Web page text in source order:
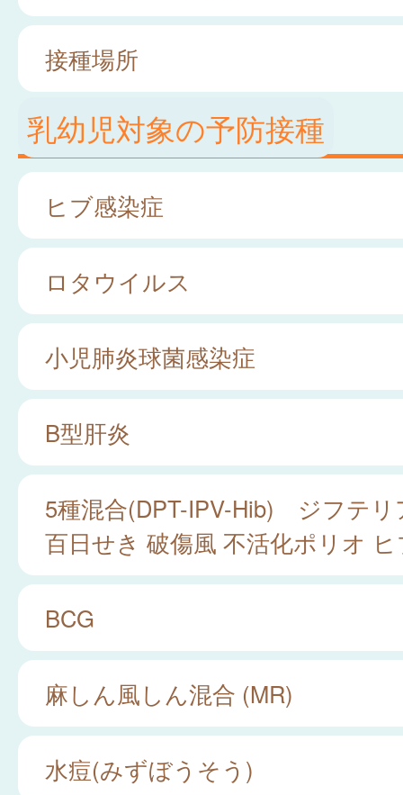
接種場所
乳幼児対象の予防接種
ヒブ感染症
ロタウイルス
小児肺炎球菌感染症
B型肝炎
5種混合(DPT-IPV-Hib) ジフテリ
百日せき 破傷風 不活化ポリオ
BCG
麻しん風しん混合 (MR)
水痘(みずぼうそう)